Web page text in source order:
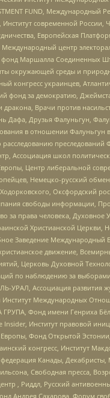
FUND, Международный
Институт современной России,
Европейская
центр
фонд Маршалла Соединенных
окружающей среды и
конгресс украинцев,
фонд за демократию,
Врачи против
Дафа, Друзья Фалуньгун,
в отношении Фалуньгун в
преследований
Ассоциация школ
Центр либеральной
Немецко-русский
Оксфордский
свободы информации,
за права человека, Духовное
Христианской Церкви,
Заведение Международный
движение,
Церковь Духовной
по наблюдению за
Ассоциация развития
Институт Международных
Фонд имени Генриха
Insider, Институт правовой
Фонд Открытой
конгресс, Институт
Канады,
Свободная пресса,
, Риддл, Русский
Андрея Сахарова, Форум